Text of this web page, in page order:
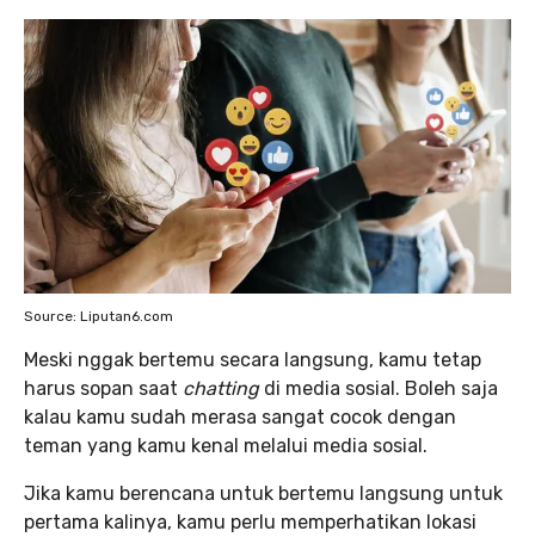
Source: Liputan6.com
Meski nggak bertemu secara langsung, kamu tetap
harus sopan saat chatting di media sosial. Boleh saja
kalau kamu sudah merasa sangat cocok dengan
teman yang kamu kenal melalui media sosial.
Jika kamu berencana untuk bertemu langsung untuk
pertama kalinya, kamu perlu memperhatikan lokasi